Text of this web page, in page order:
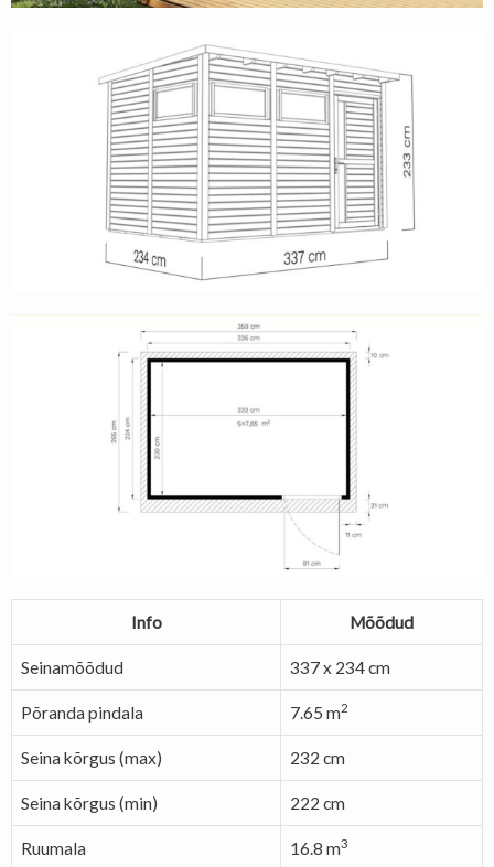
Info Mõõdud
Seinamõõdud 337 x 234 cm
Põranda pindala 7.65 m2
Seina kõrgus (max) 232 cm
Seina kõrgus (min) 222 cm
Ruumala 16.8 m3